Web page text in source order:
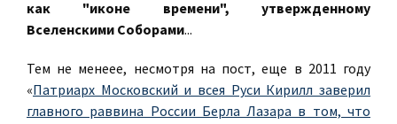
как "иконе времени", утвержденному
Вселенскими Соборами...
Тем не менеее, несмотря на пост, еще в 2011 году
«Патриарх Московский и всея Руси Кирилл заверил
главного раввина России Берла Лазара в том, что